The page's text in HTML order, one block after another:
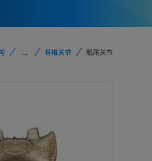
... 脊椎关节 骶尾关节